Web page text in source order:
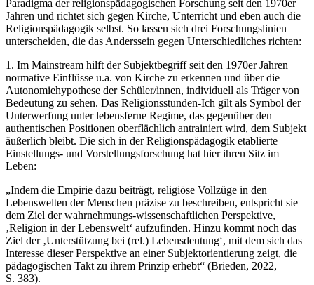
Paradigma der religionspädagogischen Forschung seit den 1970er
Jahren und richtet sich gegen Kirche, Unterricht und eben auch die
Religionspädagogik selbst. So lassen sich drei Forschungslinien
unterscheiden, die das Anderssein gegen Unterschiedliches richten:
1. Im Mainstream hilft der Subjektbegriff seit den 1970er Jahren
normative Einflüsse u.a. von Kirche zu erkennen und über die
Autonomiehypothese der Schüler/innen, individuell als Träger von
Bedeutung zu sehen. Das Religionsstunden-Ich gilt als Symbol der
Unterwerfung unter lebensferne Regime, das gegenüber den
authentischen Positionen oberflächlich antrainiert wird, dem Subjekt
äußerlich bleibt. Die sich in der Religionspädagogik etablierte
Einstellungs- und Vorstellungsforschung hat hier ihren Sitz im
Leben:
„Indem die Empirie dazu beiträgt, religiöse Vollzüge in den
Lebenswelten der Menschen präzise zu beschreiben, entspricht sie
dem Ziel der wahrnehmungs-wissenschaftlichen Perspektive,
‚Religion in der Lebenswelt‘ aufzufinden. Hinzu kommt noch das
Ziel der ‚Unterstützung bei (rel.) Lebensdeutung‘, mit dem sich das
Interesse dieser Perspektive an einer Subjektorientierung zeigt, die
pädagogischen Takt zu ihrem Prinzip erhebt“ (Brieden, 2022,
S. 383).